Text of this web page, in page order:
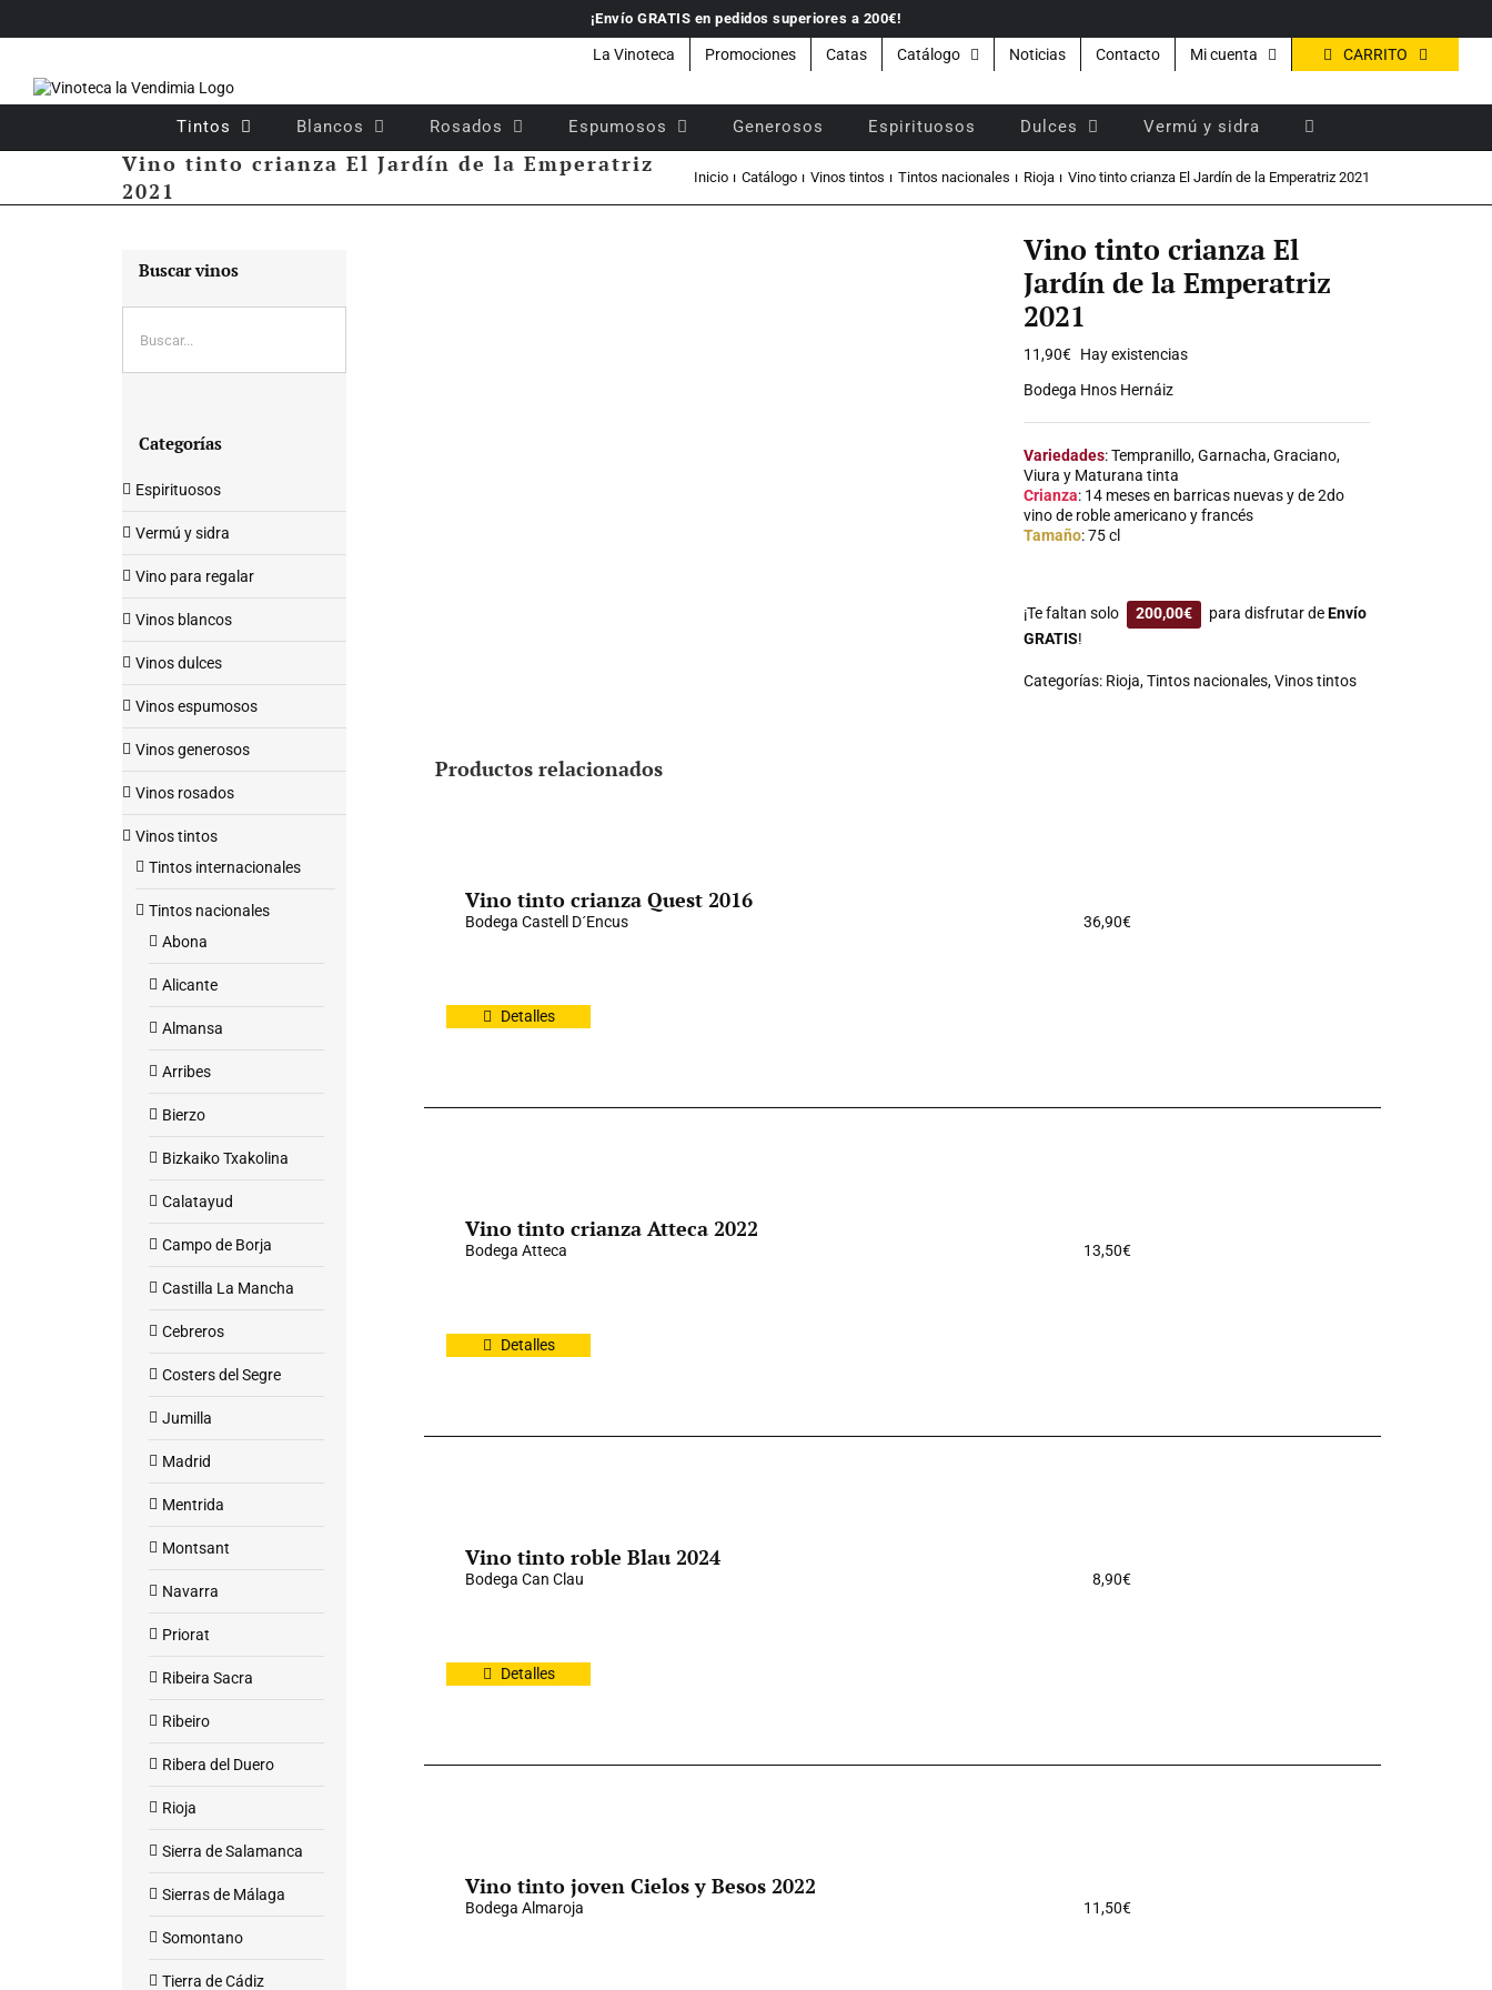
¡Envío GRATIS en pedidos superiores a 200€!
La Vinoteca Promociones Catas Catálogo Noticias Contacto Mi cuenta CARRITO
Tintos Blancos Rosados Espumosos Generosos Espirituosos Dulces Vermú y sidra
Vino tinto crianza El Jardín de la Emperatriz
2021
Inicio Catálogo Vinos tintos Tintos nacionales Rioja Vino tinto crianza El Jardín de la Emperatriz 2021
Vino tinto crianza El
Jardín de la Emperatriz
2021
11,90€ Hay existencias
Bodega Hnos Hernáiz
Variedades: Tempranillo, Garnacha, Graciano,
Viura y Maturana tinta
Crianza: 14 meses en barricas nuevas y de 2do
vino de roble americano y francés
Tamaño: 75 cl
¡Te faltan solo 200,00€ para disfrutar deEnvío
GRATIS!
Categorías: Rioja,Tintos nacionales,Vinos tintos
Productos relacionados
Vino tinto crianza Quest 2016
Bodega Castell D´Encus 36,90€
Detalles
Vino tinto crianza Atteca 2022
Bodega Atteca 13,50€
Detalles
Vino tinto roble Blau 2024
Bodega Can Clau 8,90€
Detalles
Vino tinto joven Cielos y Besos 2022
Bodega Almaroja 11,50€
Buscar vinos
Categorías
Espirituosos
Vermú y sidra
Vino para regalar
Vinos blancos
Vinos dulces
Vinos espumosos
Vinos generosos
Vinos rosados
Vinos tintos
Tintos internacionales
Tintos nacionales
Abona
Alicante
Almansa
Arribes
Bierzo
Bizkaiko Txakolina
Calatayud
Campo de Borja
Castilla La Mancha
Cebreros
Costers del Segre
Jumilla
Madrid
Mentrida
Montsant
Navarra
Priorat
Ribeira Sacra
Ribeiro
Ribera del Duero
Rioja
Sierra de Salamanca
Sierras de Málaga
Somontano
Tierra de Cádiz